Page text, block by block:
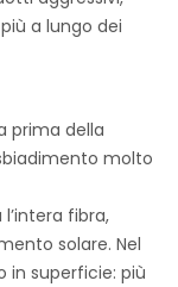
a lungo dei
prima della
molto
fibra,
solare. Nel
in superficie: più